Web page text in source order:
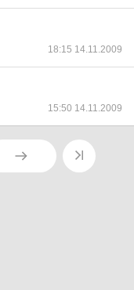
18:15 14.11.2009
15:50 14.11.2009